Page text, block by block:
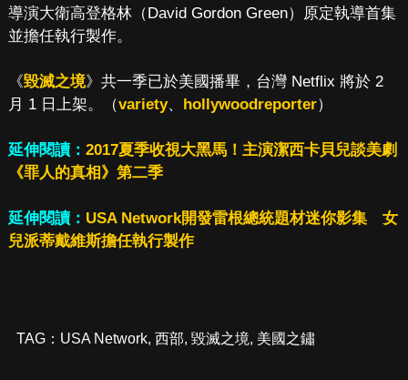
導演大衛高登格林（David Gordon Green）原定執導首集
並擔任執行製作。
《毀滅之境》共一季已於美國播畢，台灣 Netflix 將於 2
月 1 日上架。（variety、 hollywoodreporter）
延伸閱讀： 2017夏季收視大黑馬！主演潔西卡貝兒談美劇
《罪人的真相》第二季
延伸閱讀： USA Network開發雷根總統題材迷你影集 女
兒派蒂戴維斯擔任執行製作
TAG： USA Network, 西部, 毀滅之境, 美國之鏽